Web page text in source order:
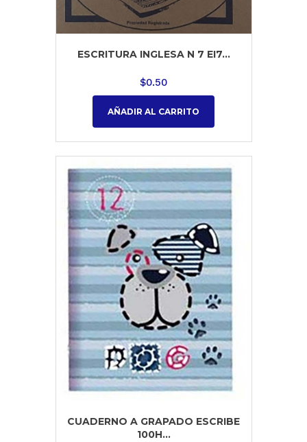
ESCRITURA INGLESA N 7 EI7...
$0.50
AÑADIR AL CARRITO
CUADERNO A GRAPADO ESCRIBE
100H...